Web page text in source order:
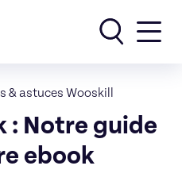
& astuces Wooskill
: Notre guide
ebook